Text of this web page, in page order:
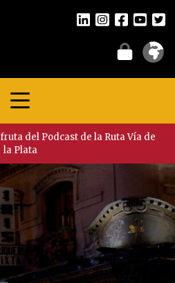
del Podcast de la Ruta Vía de
la Plata